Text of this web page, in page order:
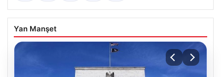
Yan Manşet